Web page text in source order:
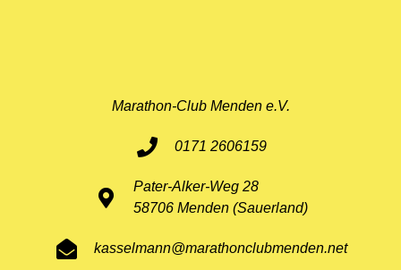
Marathon-Club Menden e.V.
0171 2606159
Pater-Alker-Weg 28
58706 Menden (Sauerland)
kasselmann@marathonclubmenden.net